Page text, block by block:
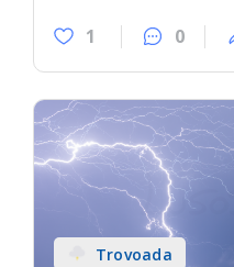
1 0
Trovoada